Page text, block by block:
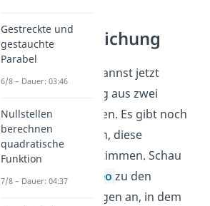
Geradengleichung
Gute Arbeit! Du kannst jetzt
Geradengleichung aus zwei
Punkten berechnen. Es gibt noch
weitere Methoden, diese
Gleichung zu bestimmen. Schau
dir dafür das
Videozu den
Geradengleichungen an, in dem
Gestreckte und
gestauchte
Parabel
6/8 – Dauer: 03:46
Nullstellen
berechnen
quadratische
Funktion
7/8 – Dauer: 04:37